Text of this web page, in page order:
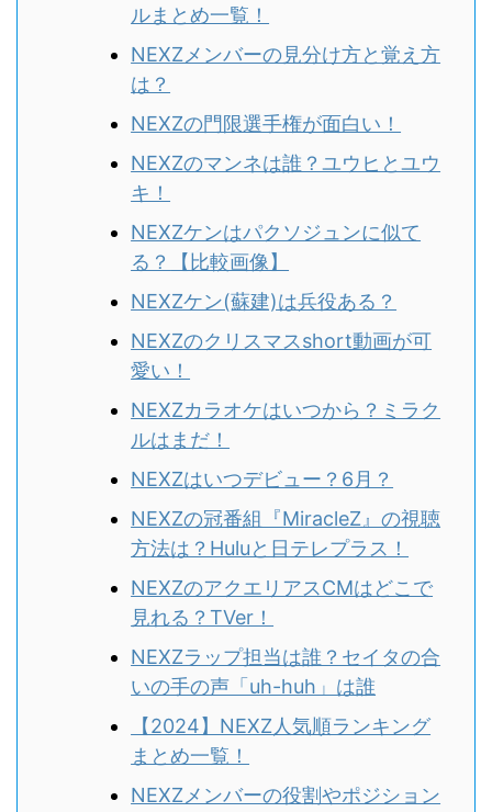
ルまとめ一覧！
NEXZメンバーの見分け方と覚え方
は？
NEXZの門限選手権が面白い！
NEXZのマンネは誰？ユウヒとユウ
キ！
NEXZケンはパクソジュンに似て
る？
【比較画像】
NEXZケン(蘇建)は兵役ある？
NEXZのクリスマスshort動画が可
愛い！
NEXZカラオケはいつから？ミラク
ルはまだ！
NEXZはいつデビュー？6月？
NEXZの冠番組『MiracleZ』の視聴
方法は？Huluと日テレプラス！
NEXZのアクエリアスCMはどこで
見れる？TVer！
NEXZラップ担当は誰？セイタの合
いの手の声「uh-huh」は誰
【2024】NEXZ人気順ランキング
まとめ一覧！
NEXZメンバーの役割やポジション